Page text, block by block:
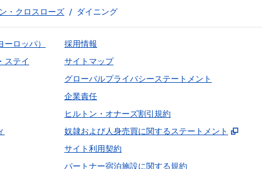
・クロスローズ / ダイニング
ロッパ）
ステイ
採用情報
サイトマップ
グローバルプライバシーステートメント
企業責任
ヒルトン・オナーズ割引規約
奴隷および人身売買に関するステートメント
,
サイト利用契約
パートナー宿泊施設に関する規約